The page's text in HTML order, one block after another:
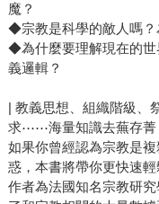
魔？
◆宗教是科學的敵人嗎？
◆為什麼要理解現在的世
義邏輯？
| 教義思想、組織階級、
求⋯⋯海量知識去蕪存菁
如果你曾經認為宗教是
惑，本書將帶你更快速輕
作者為法國知名宗教研